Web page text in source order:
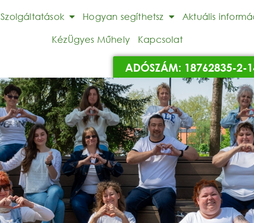
Szolgáltatások Hogyan segíthetsz Aktuális
KézÜgyes Műhely Kapcsolat
ADÓSZÁM: 18762835-2-